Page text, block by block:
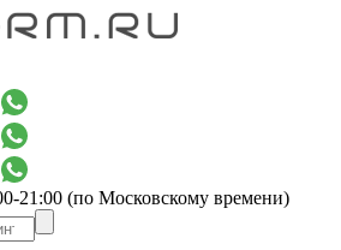
21:00 (по Московскому времени)